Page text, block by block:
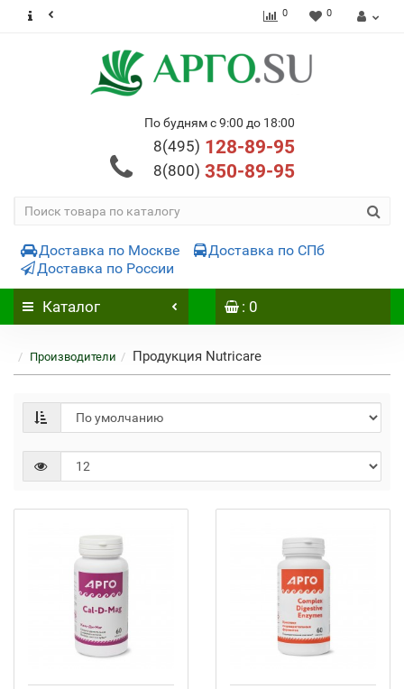
0 0
По будням с 9:00 до 18:00
8(495) 128-89-95
8(800) 350-89-95
Доставка по Москве
Доставка по СПб
Доставка по России
Каталог : 0
Производители Продукция Nutricare